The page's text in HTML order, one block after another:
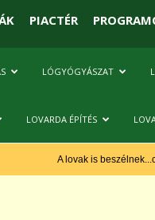
PIACTÉR
LÓGYÓGYÁSZAT
LOVARDA ÉPÍTÉS
A lovak is